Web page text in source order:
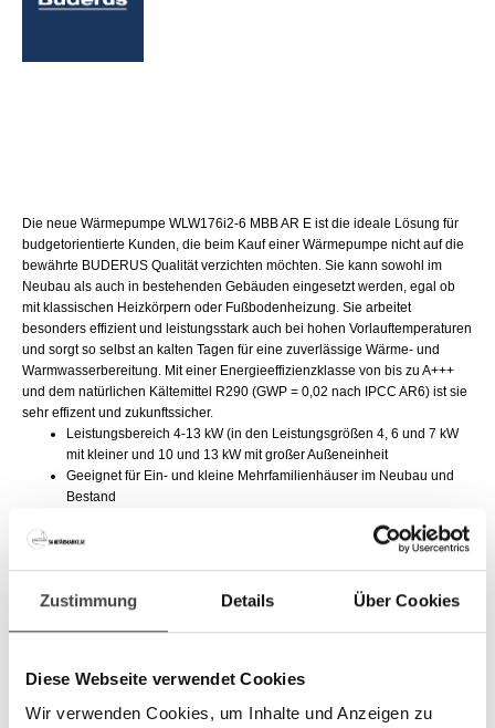
Zustimmung Details Über Cookies
Diese Webseite verwendet Cookies
Wir verwenden Cookies, um Inhalte und Anzeigen zu
Die neue Wärmepumpe WLW176i2-6 MBB AR E ist die ideale Lösung für
budgetorientierte Kunden, die beim Kauf einer Wärmepumpe nicht auf die
bewährte BUDERUS Qualität verzichten möchten. Sie kann sowohl im
Neubau als auch in bestehenden Gebäuden eingesetzt werden, egal ob
mit klassischen Heizkörpern oder Fußbodenheizung. Sie arbeitet
besonders effizient und leistungsstark auch bei hohen Vorlauftemperaturen
und sorgt so selbst an kalten Tagen für eine zuverlässige Wärme- und
Warmwasserbereitung. Mit einer Energieeffizienzklasse von bis zu A+++
und dem natürlichen Kältemittel R290 (GWP = 0,02 nach IPCC AR6) ist sie
sehr effizent und zukunftssicher.
Leistungsbereich 4-13 kW (in den Leistungsgrößen 4, 6 und 7 kW
mit kleiner und 10 und 13 kW mit großer Außeneinheit
Geeignet für Ein- und kleine Mehrfamilienhäuser im Neubau und
Bestand
sparsame Betriebsweise
Voller Leistungsumfang in puncto Heizen, Kühlen und in der